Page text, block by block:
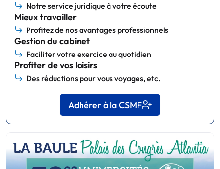
Notre service juridique à votre écoute
Mieux travailler
Profitez de nos avantages professionnels
Gestion du cabinet
Faciliter votre exercice au quotidien
Profiter de vos loisirs
Des réductions pour vous voyages, etc.
Adhérer à la CSMF